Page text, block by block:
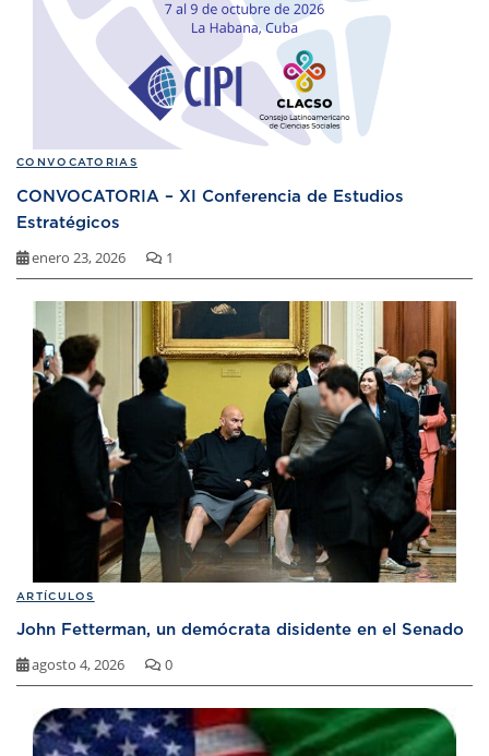
CONVOCATORIAS
CONVOCATORIA – XI Conferencia de Estudios
Estratégicos
enero 23, 2026 1
ARTÍCULOS
John Fetterman, un demócrata disidente en el Senado
agosto 4, 2026 0